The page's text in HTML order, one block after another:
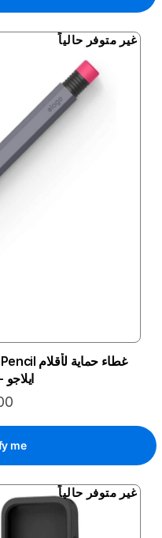
غير متوفر حالياً
me
غير متوفر حالياً